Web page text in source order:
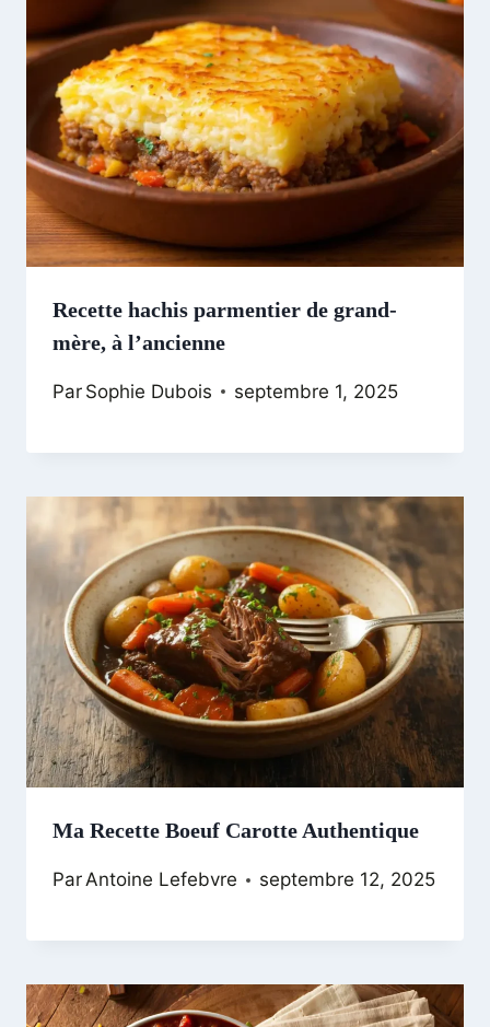
Recette hachis parmentier de grand-
mère, à l’ancienne
Par Sophie Dubois septembre 1, 2025
Ma Recette Boeuf Carotte Authentique
ParAntoine Lefebvre septembre 12, 2025